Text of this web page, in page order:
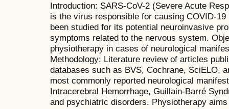
Introduction: SARS-CoV-2 (Severe Acute
is the virus responsible for causing COVID-
been studied for its potential neuroinvasive
symptoms related to the nervous system.
physiotherapy in cases of neurological
Methodology: Literature review of articles
databases such as BVS, Cochrane, SciELO,
most commonly reported neurological
Intracerebral Hemorrhage, Guillain-Barré
and psychiatric disorders. Physiotherapy